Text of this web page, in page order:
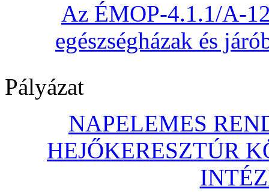
Az ÉMOP-4.1.1/A-
egészségházak és
Pályázat
NAPELEMES
HEJŐKERESZTÚR